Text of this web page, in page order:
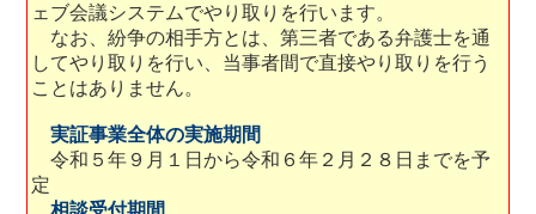
ェブ会議システムでやり取りを行います。
なお、紛争の相手方とは、第三者である弁護士を通
してやり取りを行い、当事者間で直接やり取りを行う
ことはありません。
実証事業全体の実施期間
令和５年９月１日から令和６年２月２８日までを予
定
相談受付期間